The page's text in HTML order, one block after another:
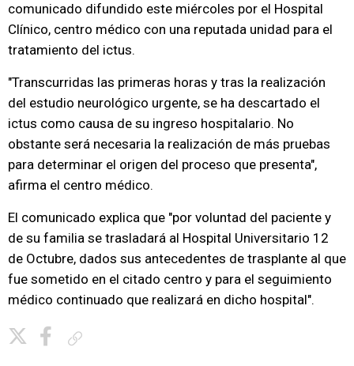
comunicado difundido este miércoles por el Hospital
Clínico, centro médico con una reputada unidad para el
tratamiento del ictus.
"Transcurridas las primeras horas y tras la realización
del estudio neurológico urgente, se ha descartado el
ictus como causa de su ingreso hospitalario. No
obstante será necesaria la realización de más pruebas
para determinar el origen del proceso que presenta",
afirma el centro médico.
El comunicado explica que "por voluntad del paciente y
de su familia se trasladará al Hospital Universitario 12
de Octubre, dados sus antecedentes de trasplante al que
fue sometido en el citado centro y para el seguimiento
médico continuado que realizará en dicho hospital".